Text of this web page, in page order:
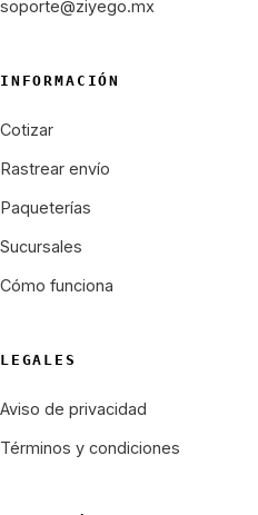
soporte@ziyego.mx
INFORMACIÓN
Cotizar
Rastrear envío
Paqueterías
Sucursales
Cómo funciona
LEGALES
Aviso de privacidad
Términos y condiciones